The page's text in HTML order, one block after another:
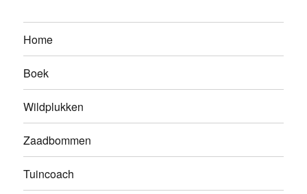
Home
Boek
Wildplukken
Zaadbommen
Tuincoach